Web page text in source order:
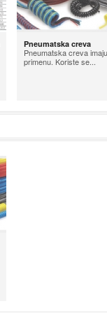
Pneumatska creva
Pneumatska creva
primenu. Koriste se...